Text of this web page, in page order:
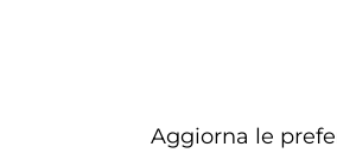
Aggiorna le